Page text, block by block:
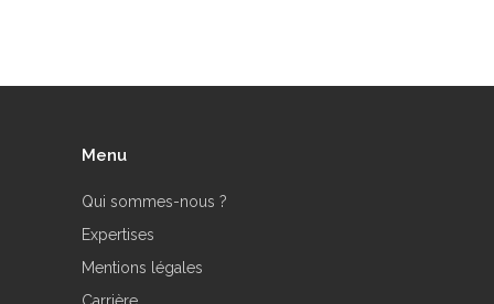
Menu
Qui sommes-nous ?
Expertises
Mentions légales